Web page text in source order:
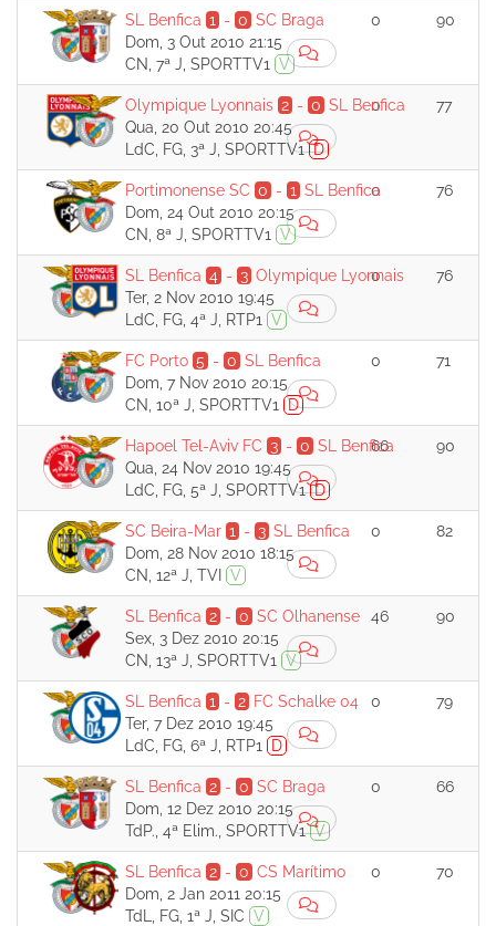
SL Benfica 1 - 0 SC Braga
Dom, 3 Out 2010 21:15
CN, 7ª J, SPORTTV1
V
0 90
Olympique Lyonnais 2- 0 SL Benfica
Qua, 20 Out 2010 20:45
LdC, FG, 3ª J, SPORTTV1 D
0 77
Portimonense SC 0 - 1 SL Benfica
Dom, 24 Out 2010 20:15
CN, 8ª J, SPORTTV1
V
0 76
SL Benfica 4- 3 Olympique Lyonnais
Ter, 2 Nov 2010 19:45
LdC, FG, 4ª J, RTP1
V
0 76
FC Porto 5 - 0 SL Benfica
Dom, 7 Nov 2010 20:15
CN, 10ª J, SPORTTV1
D
0 71
Hapoel Tel-Aviv FC 3- 0 SL Benfica
Qua, 24 Nov 2010 19:45
LdC, FG, 5ª J, SPORTTV1 D
66 90
SC Beira-Mar 1 - 3 SL Benfica
Dom, 28 Nov 2010 18:15
CN, 12ª J, TVI
V
0 82
SL Benfica 2- 0 SC Olhanense
Sex, 3 Dez 2010 20:15
CN, 13ª J, SPORTTV1
V
46 90
SL Benfica 1 - 2 FC Schalke 04
Ter, 7 Dez 2010 19:45
LdC, FG, 6ª J, RTP1
D
0 79
SL Benfica 2- 0 SC Braga
Dom, 12 Dez 2010 20:15
TdP., 4ª Elim., SPORTTV1 V
0 66
SL Benfica 2- 0 CS Marítimo
Dom, 2 Jan 2011 20:15
TdL, FG, 1ª J, SIC V
0 70